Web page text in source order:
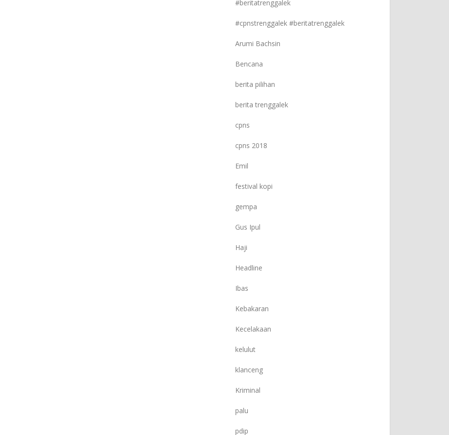
#beritatrenggalek
#cpnstrenggalek #beritatrenggalek
Arumi Bachsin
Bencana
berita pilihan
berita trenggalek
cpns
cpns 2018
Emil
festival kopi
gempa
Gus Ipul
Haji
Headline
Ibas
Kebakaran
Kecelakaan
kelulut
klanceng
Kriminal
palu
pdip